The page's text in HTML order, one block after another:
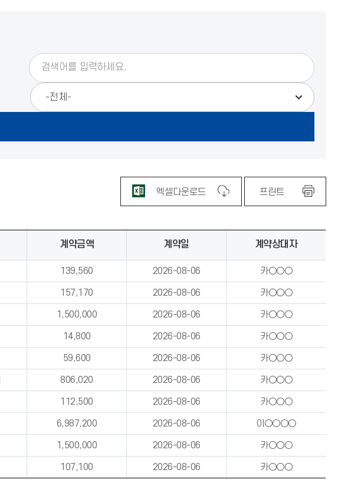
엑셀다운로드 프린트
계약금액 계약일 계약상대자
139,560 2026-08-06 카○○○
157,170 2026-08-06 카○○○
1,500,000 2026-08-06 카○○○
14,800 2026-08-06 카○○○
59,600 2026-08-06 카○○○
806,020 2026-08-06 카○○○
112,500 2026-08-06 카○○○
6,987,200 2026-08-06 이○○○○
1,500,000 2026-08-06 카○○○
107,100 2026-08-06 카○○○